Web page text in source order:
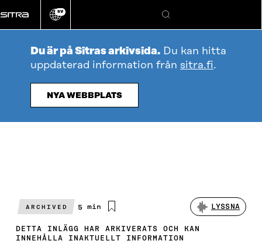
direkt
till
Ändra
språk
SV
Sök
Du är på Sitras arkivsida. Du kan hitta
uppdaterad information från sitra.fi.
NYA WEBBPLATS
ARCHIVED
Beräknad
5 min LYSSNA
DETTA INLÄGG HAR ARKIVERATS OCH KAN
INNEHÅLLA INAKTUELLT INFORMATION